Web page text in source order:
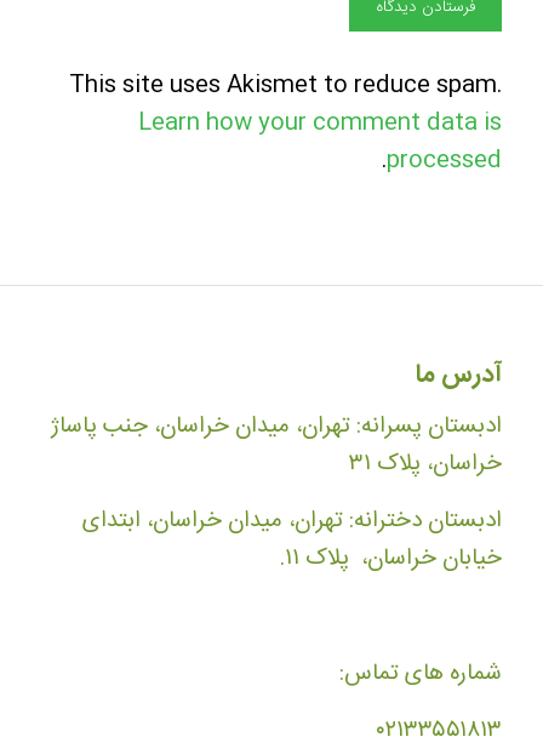
This site uses Akismet to reduce spam.
Learn how your comment data is
processed
.
آدرس ما
ادبستان پسرانه: تهران، میدان خراسان، جنب پاساژ
خراسان، پلاک ۳۱
ادبستان دخترانه: تهران، میدان خراسان، ابتدای
خیابان خراسان، پلاک ۱۱.
شماره های تماس:
۰۲۱۳۳۵۵۱۸۱۳